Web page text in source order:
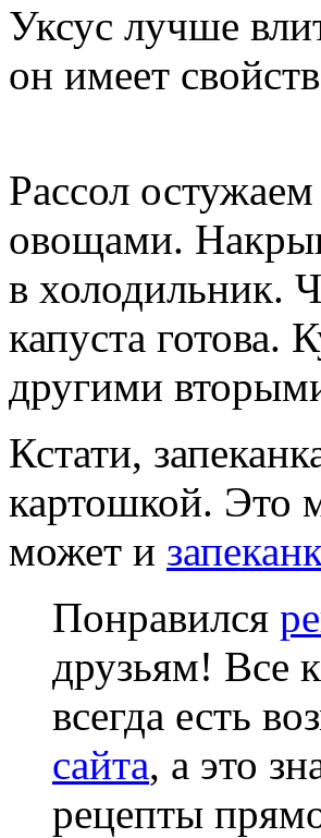
Уксус лучше
он имеет
Рассол
овощами.
в холодильник.
капуста готова.
другими
Кстати,
картошкой. Это
может и
Понравился
друзьям! Все
всегда есть
сайта, а это
рецепты